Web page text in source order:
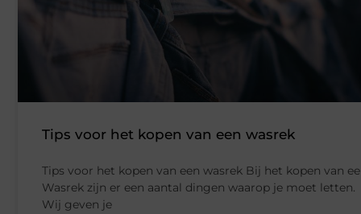
Tips voor het kopen van een wasrek
Tips voor het kopen van een wasrek Bij het kopen van
Wasrek zijn er een aantal dingen waarop je moet letten.
Wij geven je